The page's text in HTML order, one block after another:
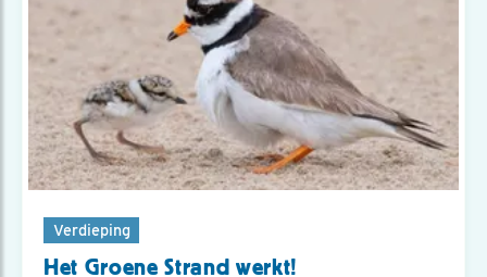
Verdieping
Het Groene Strand werkt!